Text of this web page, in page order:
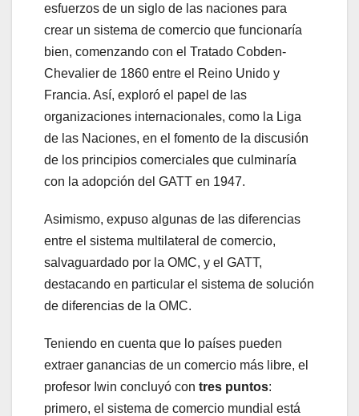
esfuerzos de un siglo de las naciones para
crear un sistema de comercio que funcionaría
bien, comenzando con el Tratado Cobden-
Chevalier de 1860 entre el Reino Unido y
Francia. Así, exploró el papel de las
organizaciones internacionales, como la Liga
de las Naciones, en el fomento de la discusión
de los principios comerciales que culminaría
con la adopción del GATT en 1947.
Asimismo, expuso algunas de las diferencias
entre el sistema multilateral de comercio,
salvaguardado por la OMC, y el GATT,
destacando en particular el sistema de solución
de diferencias de la OMC.
Teniendo en cuenta que lo países pueden
extraer ganancias de un comercio más libre, el
profesor Iwin concluyó con tres puntos:
primero, el sistema de comercio mundial está